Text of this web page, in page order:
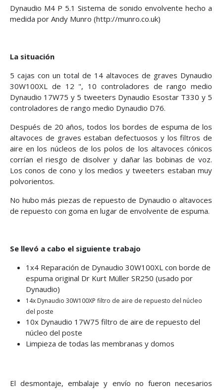
Dynaudio M4 P 5.1 Sistema de sonido envolvente hecho a
medida por Andy Munro (http://munro.co.uk)
La situación
5 cajas con un total de 14 altavoces de graves Dynaudio
30W100XL de 12 ", 10 controladores de rango medio
Dynaudio 17W75 y 5 tweeters Dynaudio Esostar T330 y 5
controladores de rango medio Dynaudio D76.
Después de 20 años, todos los bordes de espuma de los
altavoces de graves estaban defectuosos y los filtros de
aire en los núcleos de los polos de los altavoces cónicos
corrían el riesgo de disolver y dañar las bobinas de voz.
Los conos de cono y los medios y tweeters estaban muy
polvorientos.
No hubo más piezas de repuesto de Dynaudio o altavoces
de repuesto con goma en lugar de envolvente de espuma.
Se llevó a cabo el siguiente trabajo
1x4 Reparación de Dynaudio 30W100XL con borde de
espuma original Dr Kurt Müller SR250 (usado por
Dynaudio)
14x Dynaudio 30W100XP filtro de aire de repuesto del núcleo
del poste
10x Dynaudio 17W75 filtro de aire de repuesto del
núcleo del poste
Limpieza de todas las membranas y domos
El desmontaje, embalaje y envío no fueron necesarios